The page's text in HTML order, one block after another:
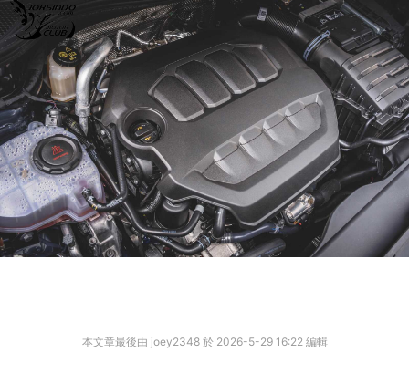
本文章最後由 joey2348 於 2026-5-29 16:22 編輯